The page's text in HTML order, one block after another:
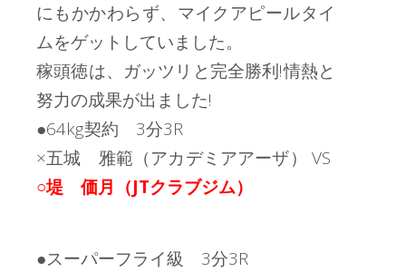
にもかかわらず、マイクアピールタイ
ムをゲットしていました。
稼頭徳は、ガッツリと完全勝利!情熱と
努力の成果が出ました!
●64kg契約 3分3R
×五城 雅範（アカデミアアーザ） VS
○堤 価月（JTクラブジム）
●スーパーフライ級 3分3R